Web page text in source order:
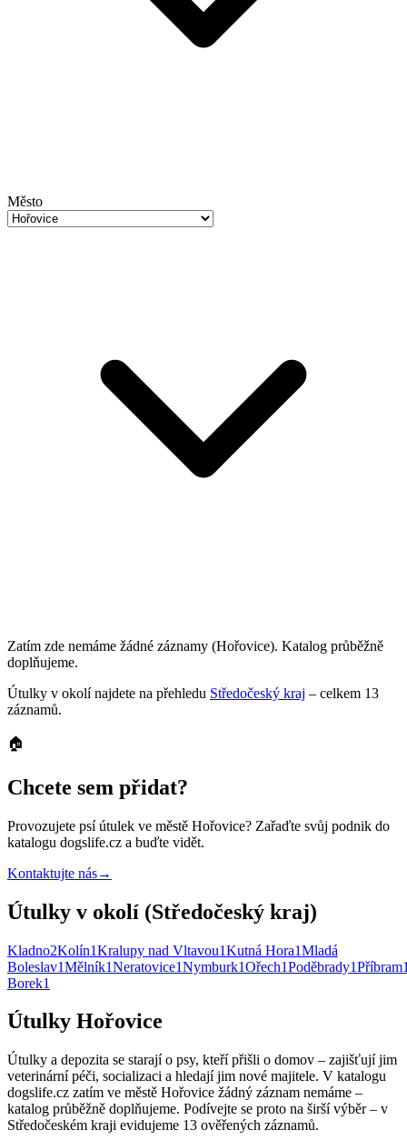
Město
Zatím zde nemáme žádné záznamy (Hořovice). Katalog průběžně
doplňujeme.
Útulky v okolí najdete na přehledu Středočeský kraj – celkem 13
záznamů.
🏠
Chcete sem přidat?
Provozujete psí útulek ve městě Hořovice? Zařaďte svůj podnik do
katalogu dogslife.cz a buďte vidět.
Kontaktujte nás→
Útulky v okolí (Středočeský kraj)
Kladno2Kolín1Kralupy nad Vltavou1Kutná Hora1Mladá
Boleslav1Mělník1Neratovice1Nymburk1Ořech1Poděbrady1Příbram
Borek1
Útulky Hořovice
Útulky a depozita se starají o psy, kteří přišli o domov – zajišťují jim
veterinární péči, socializaci a hledají jim nové majitele. V katalogu
dogslife.cz zatím ve městě Hořovice žádný záznam nemáme –
katalog průběžně doplňujeme. Podívejte se proto na širší výběr – v
Středočeském kraji evidujeme 13 ověřených záznamů.